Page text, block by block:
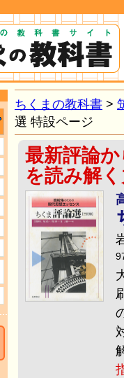
国語教科書ラインナッ
展開例
指導資料のご案内
各種教科資料
準拠問題集
オススメの副教材
(社)全国教科書供給協会
教科書の修正表
ちくまの教科書 >
選 特設ページ
最新評論
を読み解